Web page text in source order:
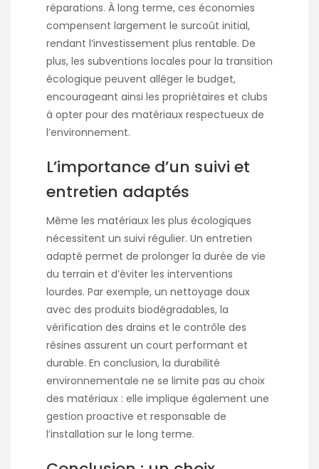
réparations. À long terme, ces économies
compensent largement le surcoût initial,
rendant l’investissement plus rentable. De
plus, les subventions locales pour la transition
écologique peuvent alléger le budget,
encourageant ainsi les propriétaires et clubs
à opter pour des matériaux respectueux de
l’environnement.
L’importance d’un suivi et
entretien adaptés
Même les matériaux les plus écologiques
nécessitent un suivi régulier. Un entretien
adapté permet de prolonger la durée de vie
du terrain et d’éviter les interventions
lourdes. Par exemple, un nettoyage doux
avec des produits biodégradables, la
vérification des drains et le contrôle des
résines assurent un court performant et
durable. En conclusion, la durabilité
environnementale ne se limite pas au choix
des matériaux : elle implique également une
gestion proactive et responsable de
l’installation sur le long terme.